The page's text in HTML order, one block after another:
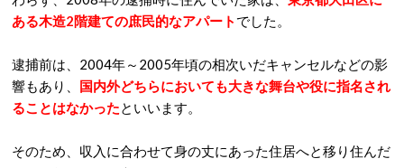
ある木造2階建ての庶民的なアパート でした。
逮捕前は、2004年～2005年頃の相次いだキャンセルなどの影
響もあり、 国内外どちらにおいても大きな舞台や役に指名され
ることはなかったといいます。
そのため、収入に合わせて身の丈にあった住居へと移り住んだ